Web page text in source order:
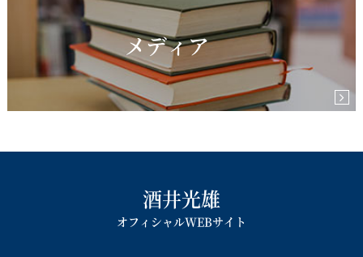
メディア
酒井光雄
オフィシャルWEBサイト